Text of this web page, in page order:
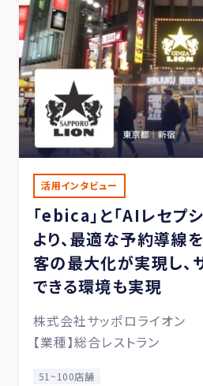
活用インタビュー
「ebica」と「AIレセプ
より、最適な予約導線
客の最大化が実現し、
できる環境も実現
株式会社サッポロライオン
【業種】総合レストラン
51~100店舗